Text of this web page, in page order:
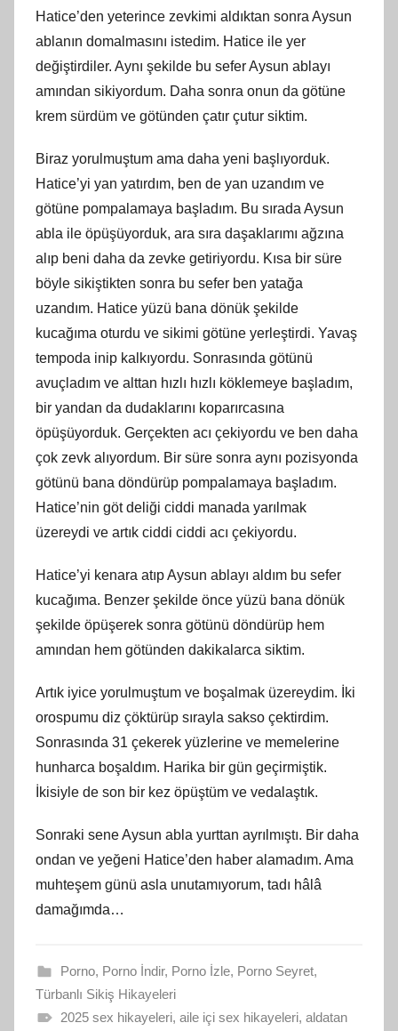
Hatice’den yeterince zevkimi aldıktan sonra Aysun
ablanın domalmasını istedim. Hatice ile yer
değiştirdiler. Aynı şekilde bu sefer Aysun ablayı
amından sikiyordum. Daha sonra onun da götüne
krem sürdüm ve götünden çatır çutur siktim.
Biraz yorulmuştum ama daha yeni başlıyorduk.
Hatice’yi yan yatırdım, ben de yan uzandım ve
götüne pompalamaya başladım. Bu sırada Aysun
abla ile öpüşüyorduk, ara sıra daşaklarımı ağzına
alıp beni daha da zevke getiriyordu. Kısa bir süre
böyle sikiştikten sonra bu sefer ben yatağa
uzandım. Hatice yüzü bana dönük şekilde
kucağıma oturdu ve sikimi götüne yerleştirdi. Yavaş
tempoda inip kalkıyordu. Sonrasında götünü
avuçladım ve alttan hızlı hızlı köklemeye başladım,
bir yandan da dudaklarını koparırcasına
öpüşüyorduk. Gerçekten acı çekiyordu ve ben daha
çok zevk alıyordum. Bir süre sonra aynı pozisyonda
götünü bana döndürüp pompalamaya başladım.
Hatice’nin göt deliği ciddi manada yarılmak
üzereydi ve artık ciddi ciddi acı çekiyordu.
Hatice’yi kenara atıp Aysun ablayı aldım bu sefer
kucağıma. Benzer şekilde önce yüzü bana dönük
şekilde öpüşerek sonra götünü döndürüp hem
amından hem götünden dakikalarca siktim.
Artık iyice yorulmuştum ve boşalmak üzereydim. İki
orospumu diz çöktürüp sırayla sakso çektirdim.
Sonrasında 31 çekerek yüzlerine ve memelerine
hunharca boşaldım. Harika bir gün geçirmiştik.
İkisiyle de son bir kez öpüştüm ve vedalaştık.
Sonraki sene Aysun abla yurttan ayrılmıştı. Bir daha
ondan ve yeğeni Hatice’den haber alamadım. Ama
muhteşem günü asla unutamıyorum, tadı hâlâ
damağımda…
Porno, Porno İndir, Porno İzle, Porno Seyret,
Türbanlı Sikiş Hikayeleri
2025 sex hikayeleri, aile içi sex hikayeleri, aldatan